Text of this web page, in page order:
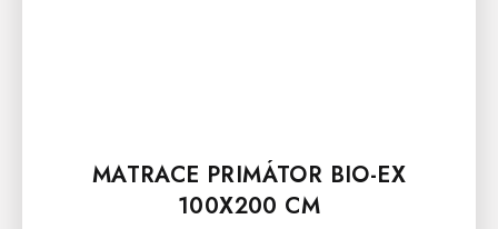
MATRACE PRIMÁTOR BIO-EX
100X200 CM